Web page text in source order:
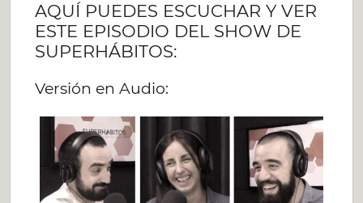
AQUÍ PUEDES ESCUCHAR Y VER
ESTE EPISODIO DEL SHOW DE
SUPERHÁBITOS:
Versión en Audio: